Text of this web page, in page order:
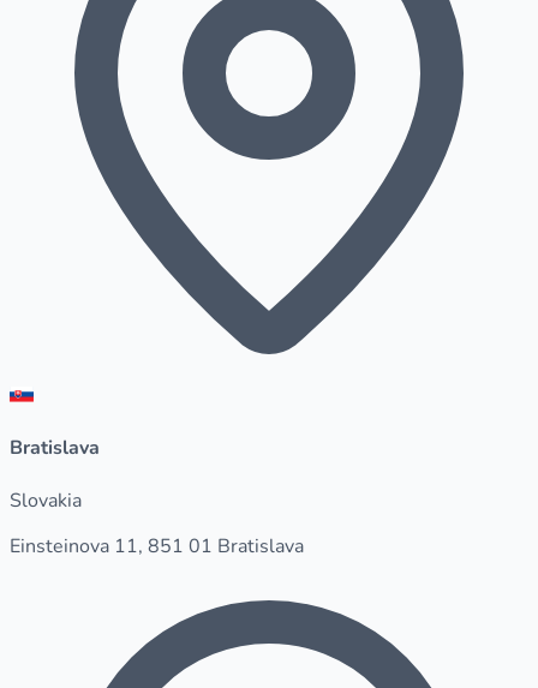
Bratislava
Slovakia
Einsteinova 11, 851 01 Bratislava